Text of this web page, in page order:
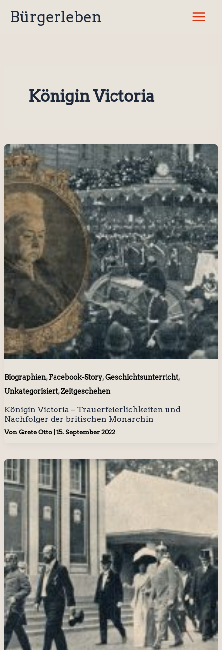
InhaltBürgerleben
Königin Victoria
Biographien,Facebook-Story,Geschichtsunterricht,
Unkategorisiert,Zeitgeschehen
Königin Victoria – Trauerfeierlichkeiten und
Nachfolger der britischen Monarchin
Von Grete Otto 15. September 2022